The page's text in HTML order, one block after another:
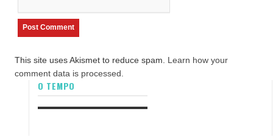
This site uses Akismet to reduce spam. Learn how your
comment data is processed.
O TEMPO